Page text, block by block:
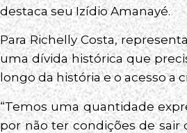
destaca seu Izídio Amanayé.
Para Richelly Costa,
uma dívida histórica que
longo da história e o acesso a
“Temos uma quantidade
por não ter condições de sair